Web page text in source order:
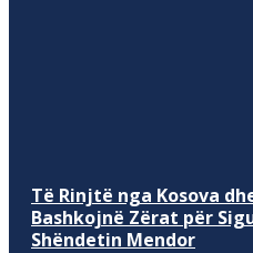
Të Rinjtë nga Kosova
Bashkojnë Zërat për
Shëndetin Mendor